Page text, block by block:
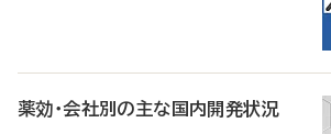
薬効・会社別の主な国内開発状況